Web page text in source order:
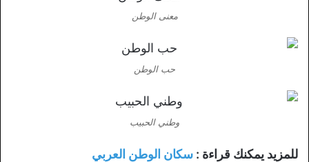
معنى الوطن
حب الوطن
وطني الحبيب
للمزيد يمكنك قراءة : سكان الوطن العربي